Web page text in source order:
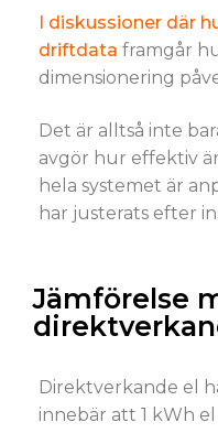
I diskussioner där
driftdata framgår
dimensionering
Det är alltså inte
avgör hur effektiv
hela systemet är
har justerats efter
Jämförelse
Direktverkande el
innebär att 1 kWh